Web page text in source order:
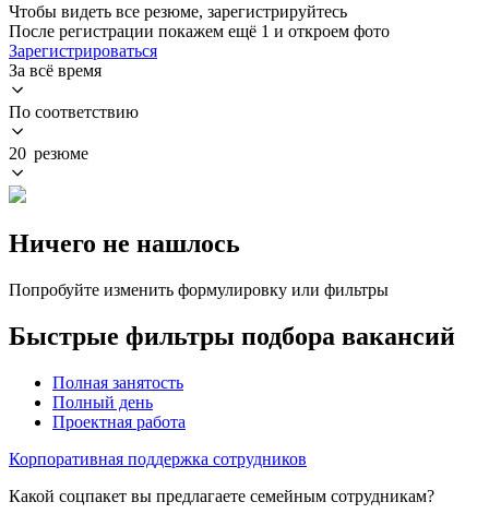
Чтобы видеть все резюме, зарегистрируйтесь
После регистрации покажем ещё 1 и откроем фото
Зарегистрироваться
За всё время
По соответствию
20 резюме
Ничего не нашлось
Попробуйте изменить формулировку или фильтры
Быстрые фильтры подбора вакансий
Полная занятость
Полный день
Проектная работа
Корпоративная поддержка сотрудников
Какой соцпакет вы предлагаете семейным сотрудникам?